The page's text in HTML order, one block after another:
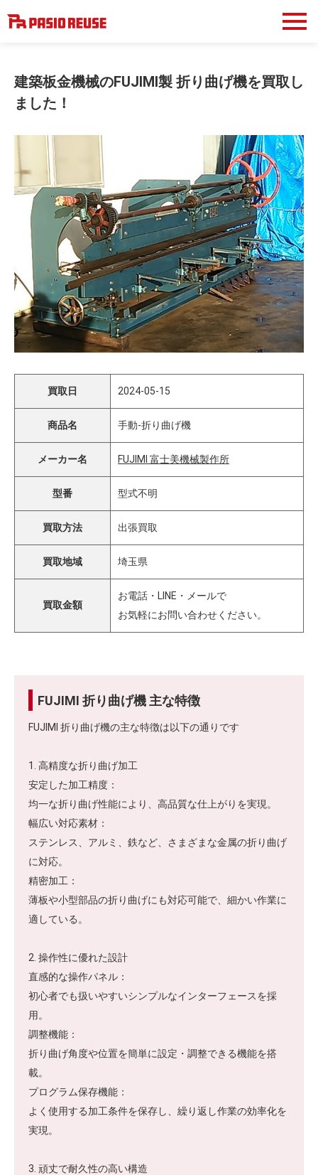
建築板金機械のFUJIMI製 折り曲げ機を買取し
ました！
買取日 2024-05-15
商品名 手動-折り曲げ機
メーカー名 FUJIMI 富士美機械製作所
型番 型式不明
買取方法 出張買取
買取地域 埼玉県
買取金額
お電話・LINE・メールで
お気軽にお問い合わせください。
FUJIMI 折り曲げ機 主な特徴
FUJIMI 折り曲げ機の主な特徴は以下の通りです
1. 高精度な折り曲げ加工
安定した加工精度：
均一な折り曲げ性能により、高品質な仕上がりを実現。
幅広い対応素材：
ステンレス、アルミ、鉄など、さまざまな金属の折り曲げ
に対応。
精密加工：
薄板や小型部品の折り曲げにも対応可能で、細かい作業に
適している。
2. 操作性に優れた設計
直感的な操作パネル：
初心者でも扱いやすいシンプルなインターフェースを採
用。
調整機能：
折り曲げ角度や位置を簡単に設定・調整できる機能を搭
載。
プログラム保存機能：
よく使用する加工条件を保存し、繰り返し作業の効率化を
実現。
3. 頑丈で耐久性の高い構造